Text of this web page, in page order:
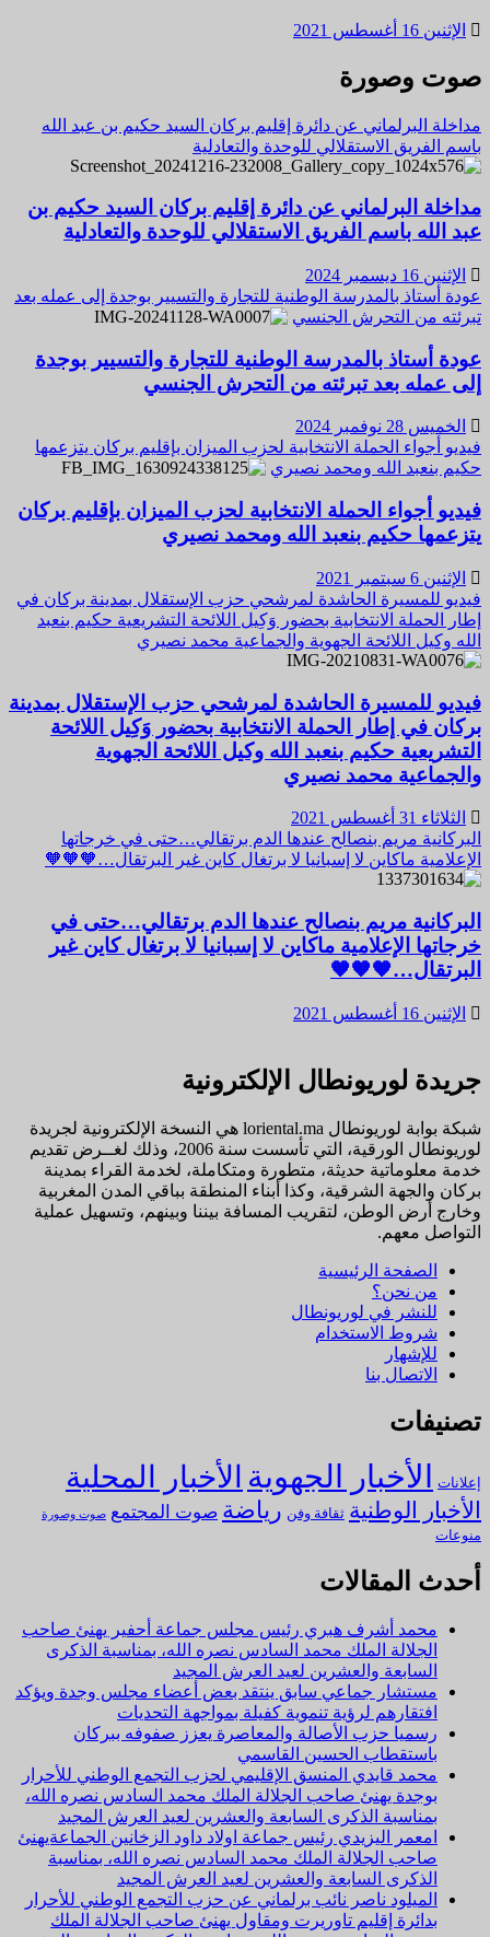
الإثنين 16 أغسطس 2021
صوت وصورة
مداخلة البرلماني عن دائرة إقليم بركان السيد حكيم بن عبد الله
باسم الفريق الاستقلالي للوحدة والتعادلية
مداخلة البرلماني عن دائرة إقليم بركان السيد حكيم بن
عبد الله باسم الفريق الاستقلالي للوحدة والتعادلية
الإثنين 16 ديسمبر 2024
عودة أستاذ بالمدرسة الوطنية للتجارة والتسيير بوجدة إلى عمله بعد
تبرئته من التحرش الجنسي
عودة أستاذ بالمدرسة الوطنية للتجارة والتسيير بوجدة
إلى عمله بعد تبرئته من التحرش الجنسي
الخميس 28 نوفمبر 2024
فيديو أجواء الحملة الانتخابية لحزب الميزان بإقليم بركان يتزعمها
حكيم بنعبد الله ومحمد نصيري
فيديو أجواء الحملة الانتخابية لحزب الميزان بإقليم بركان
يتزعمها حكيم بنعبد الله ومحمد نصيري
الإثنين 6 سبتمبر 2021
فيديو للمسيرة الحاشدة لمرشحي حزب الإستقلال بمدينة بركان في
إطار الحملة الانتخابية بحضور وَكِيل اللائحة التشريعية حكيم بنعبد
الله وكيل اللائحة الجهوية والجماعية محمد نصيري
فيديو للمسيرة الحاشدة لمرشحي حزب الإستقلال بمدينة
بركان في إطار الحملة الانتخابية بحضور وَكِيل اللائحة
التشريعية حكيم بنعبد الله وكيل اللائحة الجهوية
والجماعية محمد نصيري
الثلاثاء 31 أغسطس 2021
البركانية مريم بنصالح عندها الدم برتقالي…حتى في خرجاتها
الإعلامية ماكاين لا إسبانيا لا برتغال كاين غير البرتقال…🧡🧡🧡
البركانية مريم بنصالح عندها الدم برتقالي…حتى في
خرجاتها الإعلامية ماكاين لا إسبانيا لا برتغال كاين غير
البرتقال…🧡🧡🧡
الإثنين 16 أغسطس 2021
جريدة لوريونطال الإلكترونية
شبكة بوابة لوريونطال loriental.ma هي النسخة الإلكترونية لجريدة
لوريونطال الورقية، التي تأسست سنة 2006، وذلك لغــرض تقديم
خدمة معلوماتية حديثة، متطورة ومتكاملة، لخدمة القراء بمدينة
بركان والجهة الشرقية، وكذا أبناء المنطقة بباقي المدن المغربية
وخارج أرض الوطن، لتقريب المسافة بيننا وبينهم، وتسهيل عملية
التواصل معهم.
الصفحة الرئيسية
من نحن؟
للنشر في لوريونطال
شروط الاستخدام
للإشهار
الاتصال بنا
تصنيفات
إعلانات الأخبار الجهوية الأخبار المحلية
الأخبار الوطنية ثقافة وفن رياضة صوت المجتمع صوت وصورة
منوعات
أحدث المقالات
محمد أشرف هبري رئيس مجلس جماعة أحفير يهنئ صاحب
الجلالة الملك محمد السادس نصره الله، بمناسبة الذكرى
السابعة والعشرين لعيد العرش المجيد
مستشار جماعي سابق ينتقد بعض أعضاء مجلس وجدة ويؤكد
افتقارهم لرؤية تنموية كفيلة بمواجهة التحديات
رسميا حزب الأصالة والمعاصرة يعزز صفوفه ببركان
باستقطاب الحسين القاسمي
محمد قايدي المنسق الإقليمي لحزب التجمع الوطني للأحرار
بوجدة يهنئ صاحب الجلالة الملك محمد السادس نصره الله،
بمناسبة الذكرى السابعة والعشرين لعيد العرش المجيد
امعمر اليزيدي رئيس جماعة اولاد داود الزخانين الجماعةيهنئ
صاحب الجلالة الملك محمد السادس نصره الله، بمناسبة
الذكرى السابعة والعشرين لعيد العرش المجيد
الميلود ناصر نائب برلماني عن حزب التجمع الوطني للأحرار
بدائرة إقليم تاوريرت ومقاول يهنئ صاحب الجلالة الملك